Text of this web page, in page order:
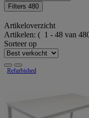
Filters 480
Artikeloverzicht
Artikelen: ( 1 - 48 van
Sorteer op